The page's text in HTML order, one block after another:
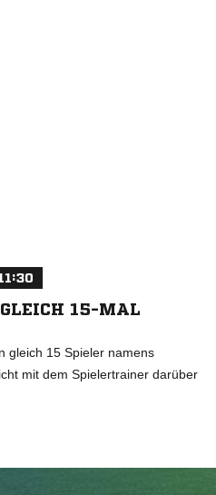
15-MAL
gleich 15 Spieler namens
mit dem Spielertrainer darüber